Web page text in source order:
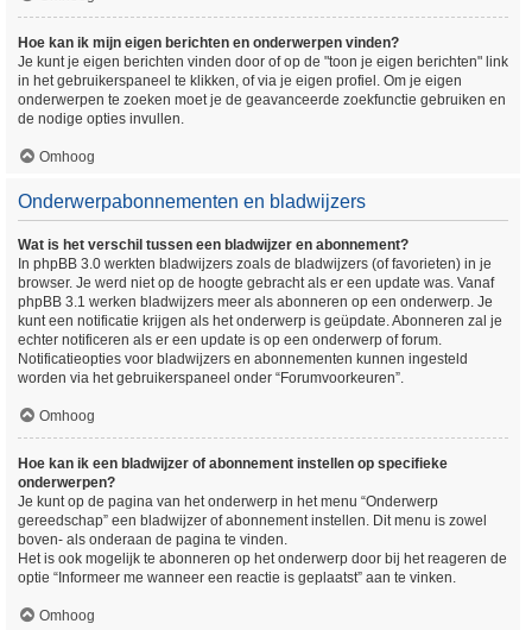
Hoe kan ik mijn eigen berichten en onderwerpen vinden?
Je kunt je eigen berichten vinden door of op de "toon je eigen berichten" link
in het gebruikerspaneel te klikken, of via je eigen profiel. Om je eigen
onderwerpen te zoeken moet je de geavanceerde zoekfunctie gebruiken en
de nodige opties invullen.
Omhoog
Onderwerpabonnementen en bladwijzers
Wat is het verschil tussen een bladwijzer en abonnement?
In phpBB 3.0 werkten bladwijzers zoals de bladwijzers (of favorieten) in je
browser. Je werd niet op de hoogte gebracht als er een update was. Vanaf
phpBB 3.1 werken bladwijzers meer als abonneren op een onderwerp. Je
kunt een notificatie krijgen als het onderwerp is geüpdate. Abonneren zal je
echter notificeren als er een update is op een onderwerp of forum.
Notificatieopties voor bladwijzers en abonnementen kunnen ingesteld
worden via het gebruikerspaneel onder “Forumvoorkeuren”.
Omhoog
Hoe kan ik een bladwijzer of abonnement instellen op specifieke
onderwerpen?
Je kunt op de pagina van het onderwerp in het menu “Onderwerp
gereedschap” een bladwijzer of abonnement instellen. Dit menu is zowel
boven- als onderaan de pagina te vinden.
Het is ook mogelijk te abonneren op het onderwerp door bij het reageren de
optie “Informeer me wanneer een reactie is geplaatst” aan te vinken.
Omhoog